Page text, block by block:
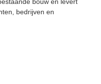
bedrijven en